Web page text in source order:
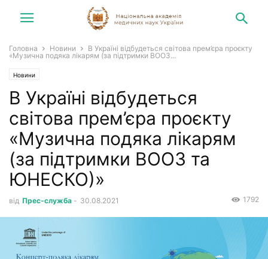
Головна Новини
В Україні відбудеться світова прем’єра проєкту
«Музична подяка лікарям (за підтримки ВООЗ...
Новини
В Україні відбудеться
світова прем’єра проєкту
«Музична подяка лікарям
(за підтримки ВООЗ та
ЮНЕСКО)»
від Прес-служба - 30.08.2021 1792